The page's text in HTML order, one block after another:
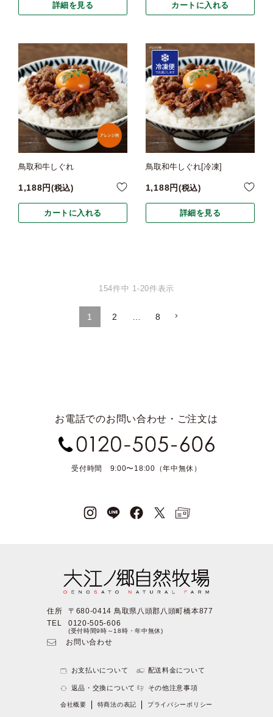
詳細を見る カートに入れる
鳥取和牛しぐれ
1,188 税込
カートに入れる
鳥取和牛しぐれ[冷凍]
1,188 税込
詳細を見る
154件中 1-20件表示
1 2 8
お電話でのお問い合わせ・ご注文は
受付時間 9:00〜18:00（年中無休）
住所
〒680-0414 鳥取県八頭郡八頭町橋本877
TEL
0120-505-606
(受付時間9時～18時・年中無休)
お問い合わせ
お支払いについて 配送料金について
返品・交換について その他注意事項
会社概要 特商法の表記 プライバシーポリシー